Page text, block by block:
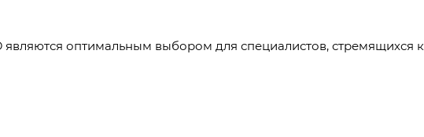
оптимальным выбором для специалистов, стремящихся к